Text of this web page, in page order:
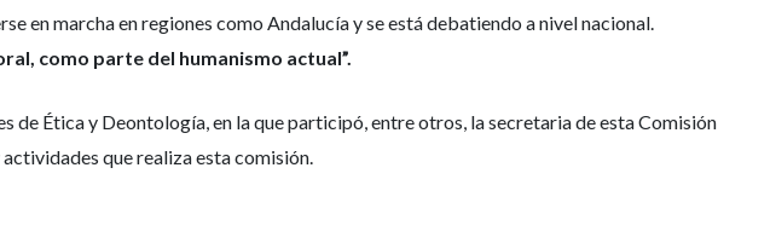
en marcha en regiones como Andalucía y se está debatiendo a nivel nacional.
como parte del humanismo actual”.
de Ética y Deontología, en la que participó, entre otros, la secretaria de esta Comisión
que realiza esta comisión.